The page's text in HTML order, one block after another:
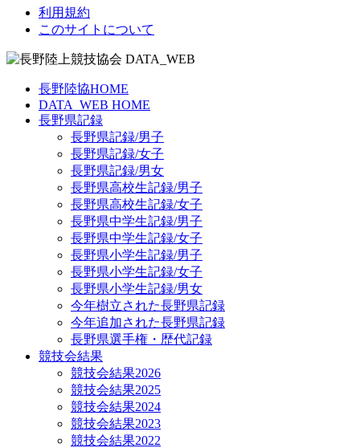
利用規約
このサイトについて
長野陸協HOME
DATA_WEB HOME
長野県記録
長野県記録/男子
長野県記録/女子
長野県記録/男女
長野県高校生記録/男子
長野県高校生記録/女子
長野県中学生記録/男子
長野県中学生記録/女子
長野県小学生記録/男子
長野県小学生記録/女子
長野県小学生記録/男女
今年樹立された長野県記録
今年追加された長野県記録
長野県選手権・歴代記録
競技会結果
競技会結果2026
競技会結果2025
競技会結果2024
競技会結果2023
競技会結果2022